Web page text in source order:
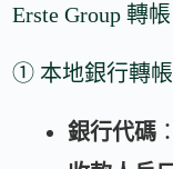
Erste Group 轉
① 本地銀行轉帳
銀行代碼